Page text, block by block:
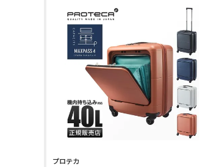
プロテカ